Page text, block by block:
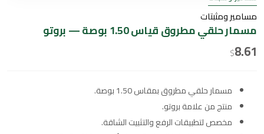
مسامير ومثبتات
مسمار حلقي مطروق قياس 1.50 بوصة — بروتو
$8.61
مسمار حلقي مطروق بمقاس 1.50 بوصة.
منتج من علامة بروتو.
مخصص لتطبيقات الرفع والتثبيت الشاقة.